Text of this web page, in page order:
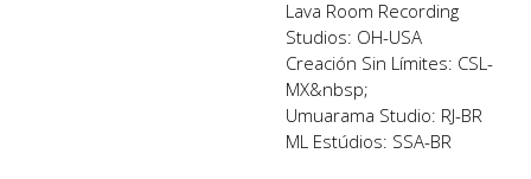
Lava Room Recording
Studios: OH-USA
Creación Sin Límites: CSL-
MX&nbsp;
Umuarama Studio: RJ-BR
ML Estúdios: SSA-BR